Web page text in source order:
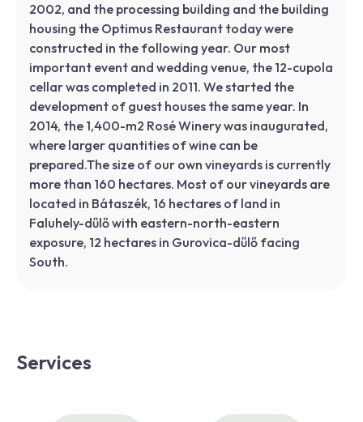
2002, and the processing building and the building
housing the Optimus Restaurant today were
constructed in the following year. Our most
important event and wedding venue, the 12-cupola
cellar was completed in 2011. We started the
development of guest houses the same year. In
2014, the 1,400-m2 Rosé Winery was inaugurated,
where larger quantities of wine can be
prepared.The size of our own vineyards is currently
more than 160 hectares. Most of our vineyards are
located in Bátaszék, 16 hectares of land in
Faluhely-dűlő with eastern-north-eastern
exposure, 12 hectares in Gurovica-dűlő facing
South.
Services